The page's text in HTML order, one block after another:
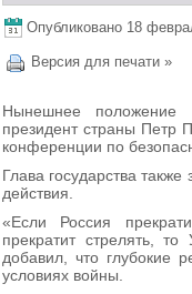
Опубликовано 18
Версия для печати »
Нынешнее положение
президент страны Петр
конференции по
Глава государства
действия.
«Если Россия
прекратит стрелять,
добавил, что глубокие
условиях войны.